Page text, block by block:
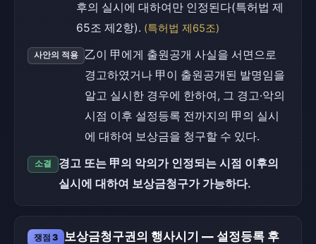
후의 실시에 대하여만 인정된다(특허법 제
65조 제2항). (특허법 제65조)
사안의 적용
乙이 甲에게 출원공개 사실을 서면으로
경고하였거나 甲이 출원공개된 발명임을
알고 실시한 경우에 한하여, 그 경고·악의
시점 이후 설정등록 전까지의 甲의 실시
에 대하여 보상금을 청구할 수 있다.
소결
경고 또는 甲의 악의가 인정되는 시점 이후의
실시에 대하여 보상금청구가 가능하다.
쟁점 3 보상금청구권의 행사시기 — 설정등록 후